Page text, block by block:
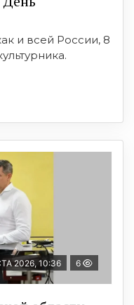
и всей России, 8
2026, 10:36 6